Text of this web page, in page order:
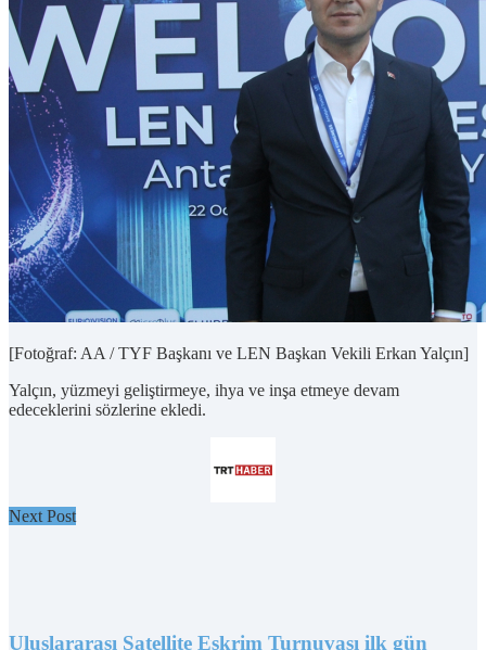
[Fotoğraf: AA / TYF Başkanı ve LEN Başkan Vekili Erkan Yalçın]
Yalçın, yüzmeyi geliştirmeye, ihya ve inşa etmeye devam
edeceklerini sözlerine ekledi.
Next Post
Uluslararası Satellite Eskrim Turnuvası ilk gün